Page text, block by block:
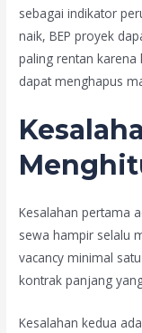
sebagai indikator
naik, BEP proyek
paling rentan
dapat menghapus
Kesalahan pertama
sewa hampir selalu
vacancy minimal
kontrak panjang
Kesalahan kedua